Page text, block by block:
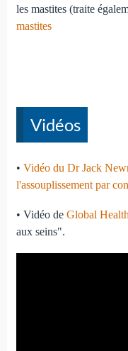
les mastites (traite
mastites
Vidéos
• Vidéo du Dr Jack
l'assouplissement par
• Vidéo de Global
aux seins".